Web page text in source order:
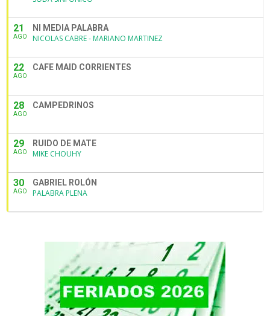
21
AGO
NI MEDIA PALABRA
NICOLAS CABRE - MARIANO MARTINEZ
22
AGO
CAFE MAID CORRIENTES
28
AGO
CAMPEDRINOS
29
AGO
RUIDO DE MATE
MIKE CHOUHY
30
AGO
GABRIEL ROLÓN
PALABRA PLENA